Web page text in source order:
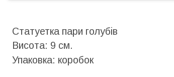
Статуетка пари голубів
Висота: 9 см.
Упаковка: коробок